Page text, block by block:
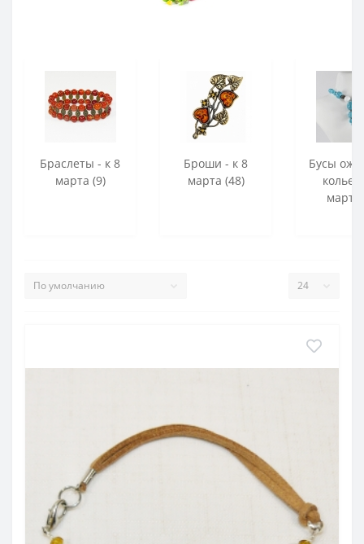
Браслеты - к 8
марта (9)
Броши - к 8
марта (48)
Бусы
колье
марта